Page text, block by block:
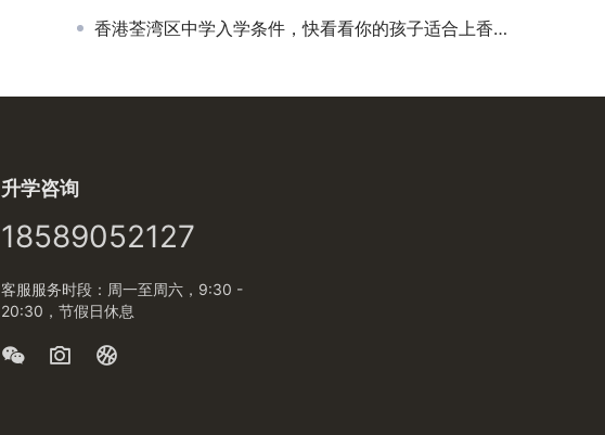
香港荃湾区中学入学条件，快看看你的孩子适合上香港的学校吗？
升学咨询
18589052127
客服服务时段：周一至周六，9:30 -
20:30，节假日休息